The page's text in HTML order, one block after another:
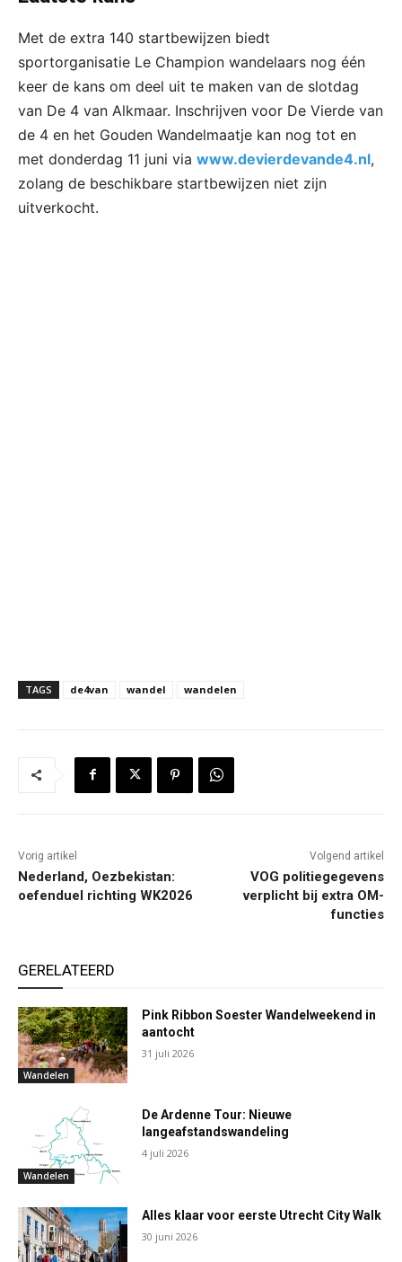
Met de extra 140 startbewijzen biedt
sportorganisatie Le Champion wandelaars nog één
keer de kans om deel uit te maken van de slotdag
van De 4 van Alkmaar. Inschrijven voor De Vierde van
de 4 en het Gouden Wandelmaatje kan nog tot en
met donderdag 11 juni via www.devierdevande4.nl,
zolang de beschikbare startbewijzen niet zijn
uitverkocht.
TAGS de4van wandel wandelen
Vorig artikel
Nederland, Oezbekistan:
oefenduel richting WK2026
Volgend artikel
VOG politiegegevens
verplicht bij extra OM-
functies
GERELATEERD
Wandelen
Pink Ribbon Soester Wandelweekend in
aantocht
31 juli 2026
Wandelen
De Ardenne Tour: Nieuwe
langeafstandswandeling
4 juli 2026
Alles klaar voor eerste Utrecht City Walk
30 juni 2026